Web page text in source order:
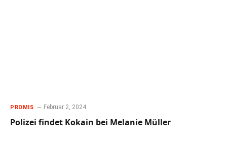
PROMIS Februar 2, 2024
Polizei findet Kokain bei Melanie Müller